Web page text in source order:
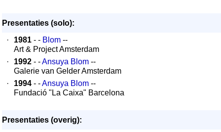
Presentaties (solo):
·
1981 - - Blom --
Art & Project Amsterdam
·
1992 - -Ansuya Blom --
Galerie van Gelder Amsterdam
·
1994 - -Ansuya Blom --
Fundació "La Caixa" Barcelona
Presentaties (overig):